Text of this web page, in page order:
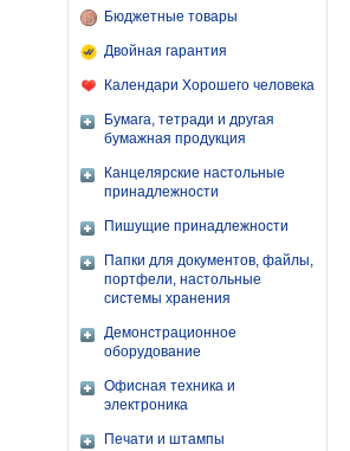
Бюджетные товары
Двойная гарантия
Календари Хорошего человека
Бумага, тетради и другая
бумажная продукция
Канцелярские настольные
принадлежности
Пишущие принадлежности
Папки для документов, файлы,
портфели, настольные
системы хранения
Демонстрационное
оборудование
Офисная техника и
электроника
Печати и штампы